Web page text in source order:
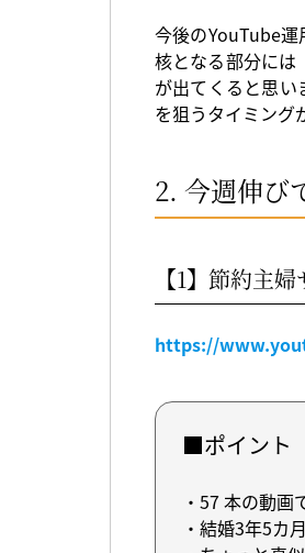
今後のYouTube
核となる部分には
が出てくると思い
を狙うタイミング
2. 今週伸び
【1】節約主
https://
■ポイント
・57 本の動画
・結婚3年5カ